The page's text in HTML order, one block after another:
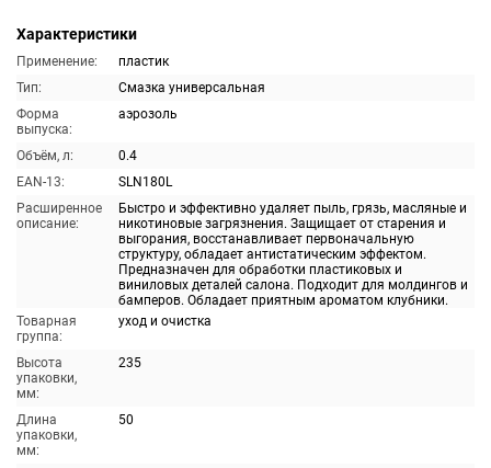
Характеристики
Применение:
пластик
Тип:
Смазка универсальная
Форма
выпуска:
аэрозоль
Объём, л:
0.4
EAN-13:
SLN180L
Расширенное
описание:
Быстро и эффективно удаляет пыль, грязь, масляные и
никотиновые загрязнения. Защищает от старения и
выгорания, восстанавливает первоначальную
структуру, обладает антистатическим эффектом.
Предназначен для обработки пластиковых и
виниловых деталей салона. Подходит для молдингов и
бамперов. Обладает приятным ароматом клубники.
Товарная
группа:
уход и очистка
Высота
упаковки,
мм:
235
Длина
упаковки,
мм:
50